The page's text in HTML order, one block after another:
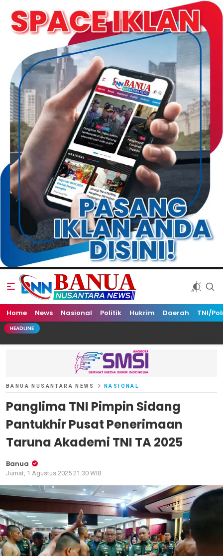
Banua Nusantara News
Home News Nasional Politik Hukrim Daerah TNI/
HEADLINE
BANUA NUSANTARA NEWS NASIONAL
Panglima TNI Pimpin Sidang
Pantukhir Pusat Penerimaan
Taruna Akademi TNI TA 2025
Banua
Jumat, 1 Agustus 2025 21:30 WIB